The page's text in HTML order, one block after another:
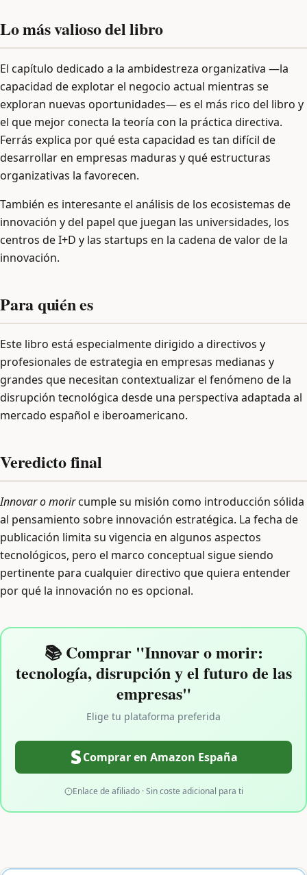
Lo más valioso del libro
El capítulo dedicado a la ambidestreza organizativa —la
capacidad de explotar el negocio actual mientras se
exploran nuevas oportunidades— es el más rico del libro y
el que mejor conecta la teoría con la práctica directiva.
Ferrás explica por qué esta capacidad es tan difícil de
desarrollar en empresas maduras y qué estructuras
organizativas la favorecen.
También es interesante el análisis de los ecosistemas de
innovación y del papel que juegan las universidades, los
centros de I+D y las startups en la cadena de valor de la
innovación.
Para quién es
Este libro está especialmente dirigido a directivos y
profesionales de estrategia en empresas medianas y
grandes que necesitan contextualizar el fenómeno de la
disrupción tecnológica desde una perspectiva adaptada al
mercado español e iberoamericano.
Veredicto final
Innovar o morircumple su misión como introducción sólida
al pensamiento sobre innovación estratégica. La fecha de
publicación limita su vigencia en algunos aspectos
tecnológicos, pero el marco conceptual sigue siendo
pertinente para cualquier directivo que quiera entender
por qué la innovación no es opcional.
📚 Comprar "Innovar o morir:
tecnología, disrupción y el futuro de las
empresas"
Elige tu plataforma preferida
Comprar en Amazon España
Enlace de afiliado · Sin coste adicional para ti